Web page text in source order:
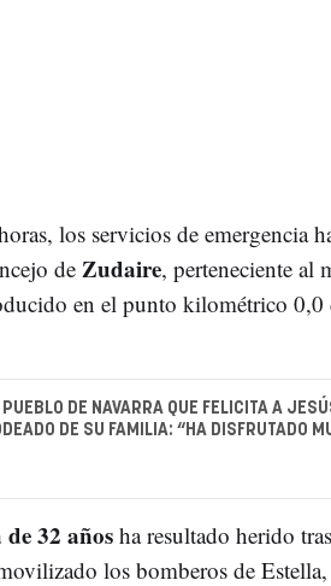
los servicios de emergencia
de Zudaire, perteneciente al
en el punto kilométrico
PUEBLO DE NAVARRA QUE FELICITA A
DE SU FAMILIA: “HA DISFRUTADO
32 añosha resultado herido
los bomberos de